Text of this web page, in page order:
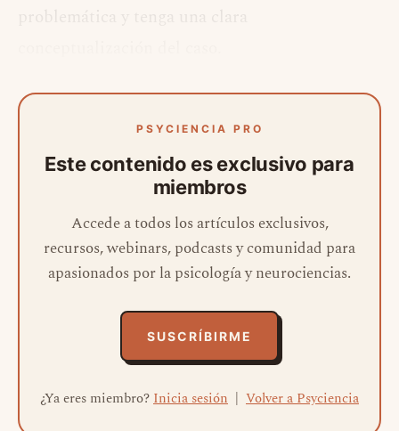
PSYCIENCIA PRO
Este contenido es exclusivo para
miembros
Accede a todos los artículos exclusivos,
recursos, webinars, podcasts y comunidad para
apasionados por la psicología y neurociencias.
SUSCRÍBIRME
¿Ya eres miembro?Inicia sesión | Volver a Psyciencia